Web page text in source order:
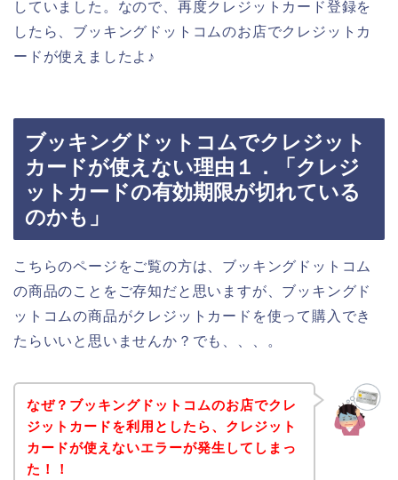
していました。なので、再度クレジットカード登録を
したら、ブッキングドットコムのお店でクレジットカ
ードが使えましたよ♪
ブッキングドットコムでクレジット
カードが使えない理由１．「クレジ
ットカードの有効期限が切れている
のかも」
こちらのページをご覧の方は、ブッキングドットコム
の商品のことをご存知だと思いますが、ブッキングド
ットコムの商品がクレジットカードを使って購入でき
たらいいと思いませんか？でも、、、。
なぜ？ブッキングドットコムのお店でクレ
ジットカードを利用としたら、クレジット
カードが使えないエラーが発生してしまっ
た！！